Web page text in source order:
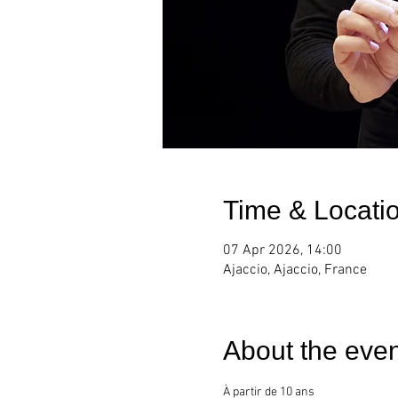
Time &
07 Apr 2026, 14:00
Ajaccio, Ajaccio, France
About the
À partir de 10 ans